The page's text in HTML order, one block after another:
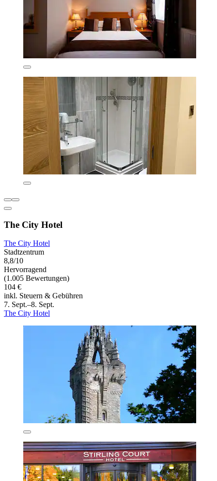
The City Hotel
The City Hotel
Stadtzentrum
8,8/10
Hervorragend
(1.005 Bewertungen)
104 €
inkl. Steuern & Gebühren
7. Sept.–8. Sept.
The City Hotel